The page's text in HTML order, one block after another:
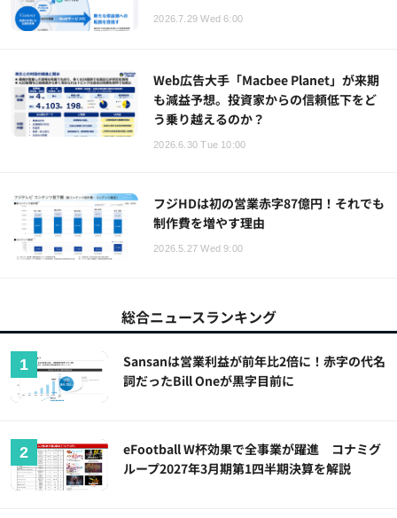
2026.7.29 Wed 6:00
Web広告大手「Macbee Planet」が来期
も減益予想。投資家からの信頼低下をど
う乗り越えるのか？
2026.6.30 Tue 10:00
フジHDは初の営業赤字87億円！それでも
制作費を増やす理由
2026.5.27 Wed 9:00
総合ニュースランキング
Sansanは営業利益が前年比2倍に！赤字の代名
詞だったBill Oneが黒字目前に
eFootball W杯効果で全事業が躍進 コナミグ
ループ2027年3月期第1四半期決算を解説